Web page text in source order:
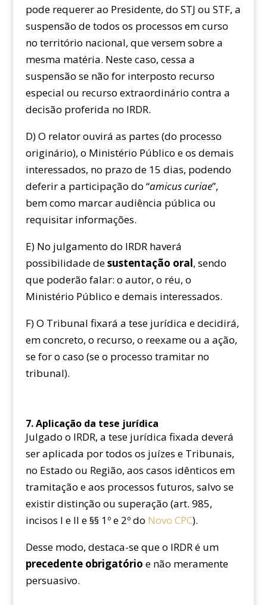
pode requerer ao Presidente, do STJ ou STF, a
suspensão de todos os processos em curso
no território nacional, que versem sobre a
mesma matéria. Neste caso, cessa a
suspensão se não for interposto recurso
especial ou recurso extraordinário contra a
decisão proferida no IRDR.
D) O relator ouvirá as partes (do processo
originário), o Ministério Público e os demais
interessados, no prazo de 15 dias, podendo
deferir a participação do “amicus curiae”,
bem como marcar audiência pública ou
requisitar informações.
E) No julgamento do IRDR haverá
possibilidade desustentação oral, sendo
que poderão falar: o autor, o réu, o
Ministério Público e demais interessados.
F) O Tribunal fixará a tese jurídica e decidirá,
em concreto, o recurso, o reexame ou a ação,
se for o caso (se o processo tramitar no
tribunal).
7. Aplicação da tese jurídica
Julgado o IRDR, a tese jurídica fixada deverá
ser aplicada por todos os juízes e Tribunais,
no Estado ou Região, aos casos idênticos em
tramitação e aos processos futuros, salvo se
existir distinção ou superação (art. 985,
incisos I e II e §§ 1º e 2º do Novo CPC).
Desse modo, destaca-se que o IRDR é um
precedente obrigatório e não meramente
persuasivo.